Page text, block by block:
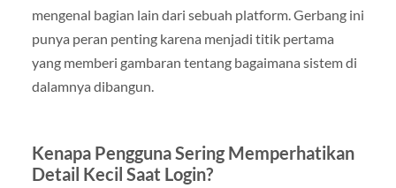
mengenal bagian lain dari sebuah platform. Gerbang ini
punya peran penting karena menjadi titik pertama
yang memberi gambaran tentang bagaimana sistem di
dalamnya dibangun.
Kenapa Pengguna Sering Memperhatikan
Detail Kecil Saat Login?